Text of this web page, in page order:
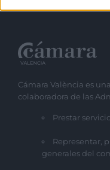
Cámara València es
colaboradora de las
Prestar
Representar,
generales del